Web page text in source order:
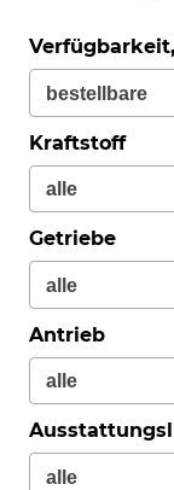
Kraftstoff
Getriebe
Antrieb